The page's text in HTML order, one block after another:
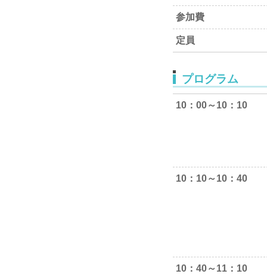
参加費
定員
プログラム
10：00～10：10
10：10～10：40
10：40～11：10